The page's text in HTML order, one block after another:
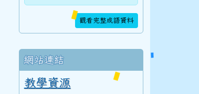
104學年度(105年6月)第46屆教師
觀看完整成語資料
網站連結
教學資源